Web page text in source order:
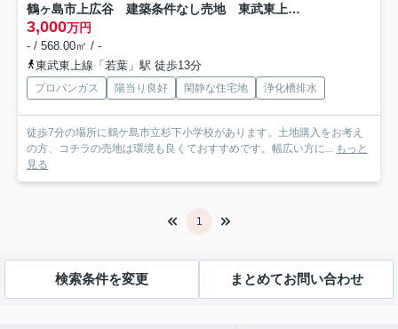
鶴ヶ島市上広谷 建築条件なし売地 東武東上線『若葉駅』徒歩13分 【杉下小学区】
3,000万円
- / 568.00㎡ / -
東武東上線「若葉」駅 徒歩13分
プロパンガス 陽当り良好 閑静な住宅地 浄化槽排水
徒歩7分の場所に鶴ケ島市立杉下小学校があります。土地購入をお考え
の方、コチラの売地は環境も良くておすすめです。幅広い方に... もっと
見る
1
検索条件を変更 まとめてお問い合わせ